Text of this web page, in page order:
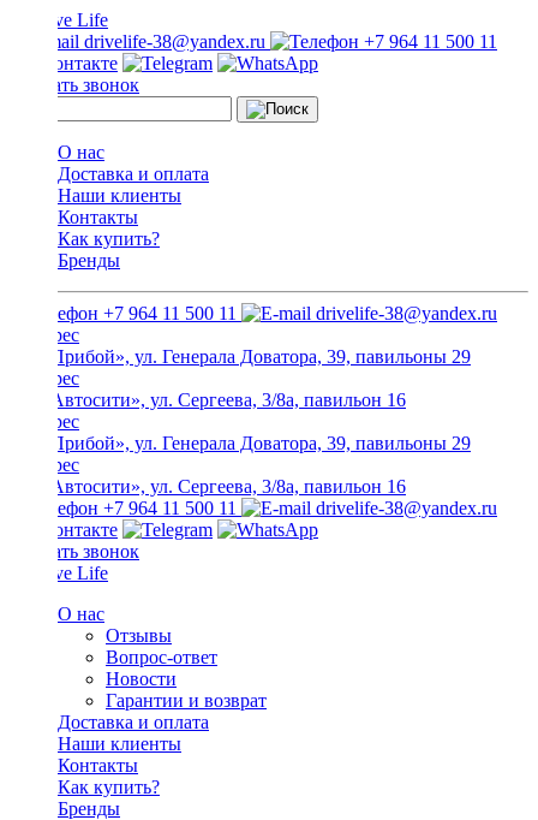
drivelife-38@yandex.ru +7 964 11 500 11
Заказать звонок
О нас
Доставка и оплата
Наши клиенты
Контакты
Как купить?
Бренды
+7 964 11 500 11 drivelife-38@yandex.ru
ТЦ «Прибой», ул. Генерала Доватора, 39, павильоны 29
ТЦ «Автосити», ул. Сергеева, 3/8а, павильон 16
ТЦ «Прибой», ул. Генерала Доватора, 39, павильоны 29
ТЦ «Автосити», ул. Сергеева, 3/8а, павильон 16
+7 964 11 500 11
drivelife-38@yandex.ru
Заказать звонок
О нас
Отзывы
Вопрос-ответ
Новости
Гарантии и возврат
Доставка и оплата
Наши клиенты
Контакты
Как купить?
Бренды